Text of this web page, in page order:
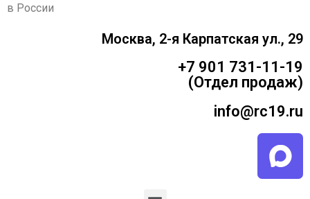
в России
Москва, 2-я Карпатская ул., 29
+7 901 731-11-19
(Отдел продаж)
info@rc19.ru